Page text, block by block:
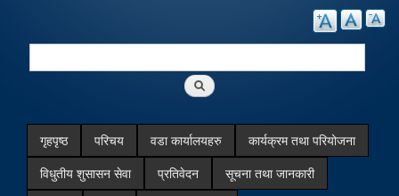
Search
गृहपृष्ठ परिचय वडा कार्यालयहरु
कार्यक्रम तथा परियोजना
विधुतीय शुसासन सेवा
प्रतिवेदन
सूचना तथा जानकारी